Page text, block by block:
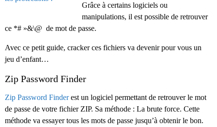
Grâce à certains logiciels ou
manipulations, il est possible de retrouver
ce *# »&\@ de mot de passe.
Avec ce petit guide, cracker ces fichiers va devenir pour vous un
jeu d’enfant…
Zip Password Finder
Zip Password Finderest un logiciel permettant de retrouver le mot
de passe de votre fichier ZIP. Sa méthode : La brute force. Cette
méthode va essayer tous les mots de passe jusqu’à obtenir le bon.